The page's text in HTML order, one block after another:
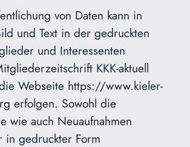
von Daten kann in
und Text in der gedruckten
und Interessenten
KKK-aktuell
Webseite https://www.kieler-
erfolgen. Sowohl die
wie auch Neuaufnahmen
in gedruckter Form